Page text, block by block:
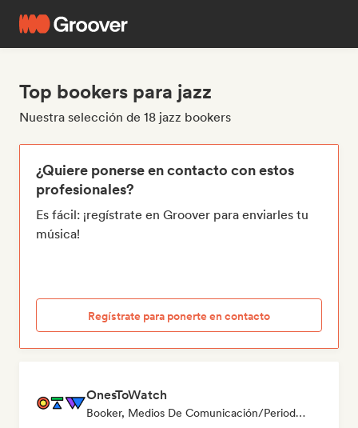
Top bookers para jazz
Nuestra selección de 18 jazz bookers
¿Quiere ponerse en contacto con estos
profesionales?
Es fácil: ¡regístrate en Groover para enviarles tu
música!
Regístrate para ponerte en contacto
OnesToWatch
Booker, Medios De Comunicación/Periodista